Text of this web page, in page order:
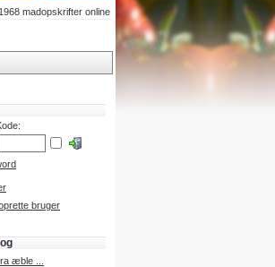
1968 madopskrifter online
bruger
æble ...